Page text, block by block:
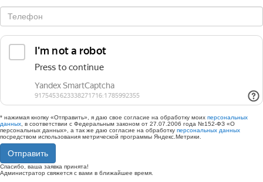
* нажимая кнопку «Отправить», я даю свое согласие на обработку моих персональных
данных , в соответствии с Федеральным законом от 27.07.2006 года №152-ФЗ «О
персональных данных», а так же даю согласие на обработку персональных данных
посредством использования метрической программы Яндекс.Метрики.
Отправить
Спасибо, ваша заявка принята!
Администратор свяжется с вами в ближайшее время.